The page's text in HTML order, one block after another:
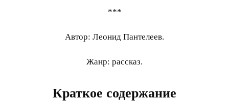
***
Автор: Леонид Пантелеев.
Жанр: рассказ.
Краткое содержание